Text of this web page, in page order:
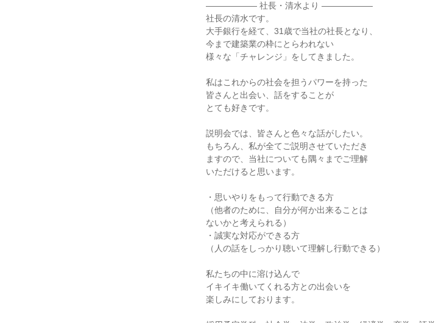
―――――― 社長・清水より ――――――
社長の清水です。
大手銀行を経て、31歳で当社の社長となり、
今まで建築業の枠にとらわれない
様々な「チャレンジ」をしてきました。
私はこれからの社会を担うパワーを持った
皆さんと出会い、話をすることが
とても好きです。
説明会では、皆さんと色々な話がしたい。
もちろん、私が全てご説明させていただき
ますので、当社についても隅々までご理解
いただけると思います。
・思いやりをもって行動できる方
（他者のために、自分が何か出来ることは
ないかと考えられる）
・誠実な対応ができる方
（人の話をしっかり聴いて理解し行動できる）
私たちの中に溶け込んで
イキイキ働いてくれる方との出会いを
楽しみにしております。